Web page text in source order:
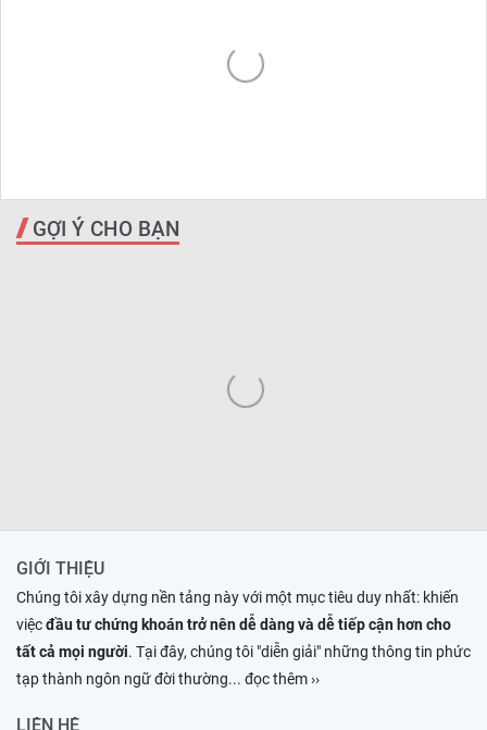
GỢI Ý CHO BẠN
GIỚI THIỆU
Chúng tôi xây dựng nền tảng này với một mục tiêu duy nhất: khiến
việcđầu tư chứng khoán trở nên dễ dàng và dễ tiếp cận hơn cho
tất cả mọi người. Tại đây, chúng tôi "diễn giải" những thông tin phức
tạp thành ngôn ngữ đời thường... đọc thêm ››
LIÊN HỆ